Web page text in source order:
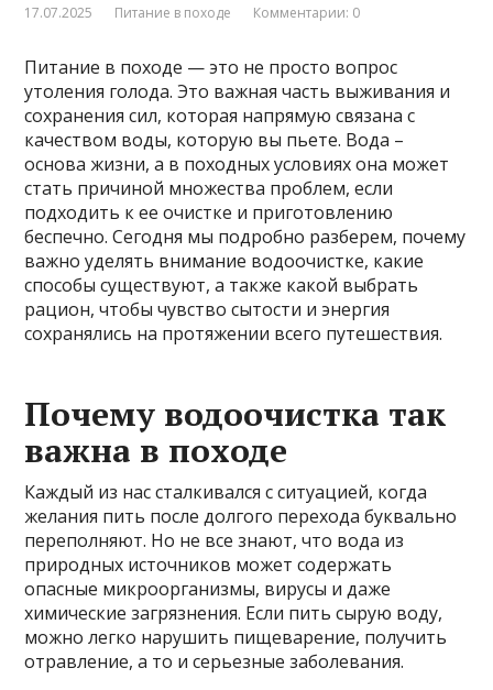
17.07.2025 Питание в походе Комментарии: 0
Питание в походе — это не просто вопрос
утоления голода. Это важная часть выживания и
сохранения сил, которая напрямую связана с
качеством воды, которую вы пьете. Вода –
основа жизни, а в походных условиях она может
стать причиной множества проблем, если
подходить к ее очистке и приготовлению
беспечно. Сегодня мы подробно разберем, почему
важно уделять внимание водоочистке, какие
способы существуют, а также какой выбрать
рацион, чтобы чувство сытости и энергия
сохранялись на протяжении всего путешествия.
Почему водоочистка так
важна в походе
Каждый из нас сталкивался с ситуацией, когда
желания пить после долгого перехода буквально
переполняют. Но не все знают, что вода из
природных источников может содержать
опасные микроорганизмы, вирусы и даже
химические загрязнения. Если пить сырую воду,
можно легко нарушить пищеварение, получить
отравление, а то и серьезные заболевания.